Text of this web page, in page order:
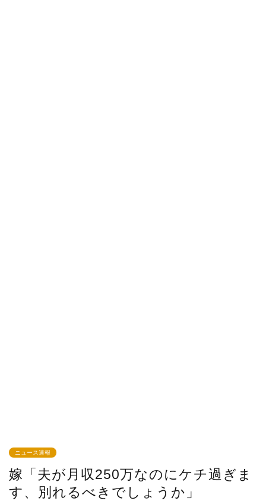
ニュース速報
嫁「夫が月収250万なのにケチ過ぎま
す、別れるべきでしょうか」